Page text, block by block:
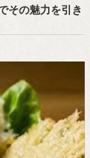
その魅力を引き